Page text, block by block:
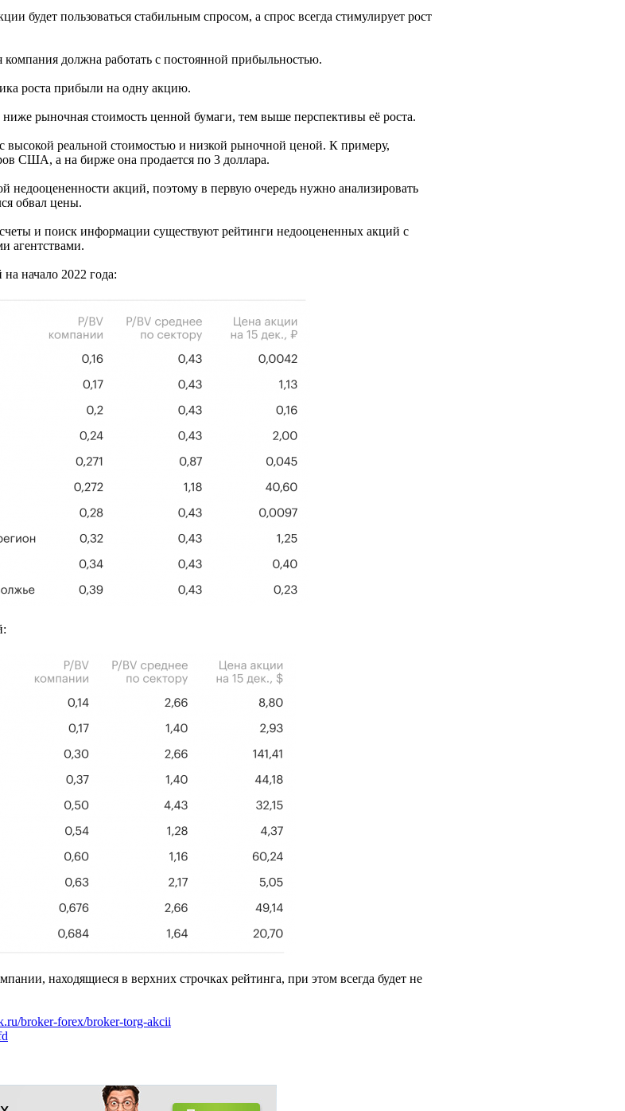
будет пользоваться стабильным спросом, а спрос всегда стимулирует рост
компания должна работать с постоянной прибыльностью.
роста прибыли на одну акцию.
рыночная стоимость ценной бумаги, тем выше перспективы её роста.
реальной стоимостью и низкой рыночной ценой. К примеру,
США, а на бирже она продается по 3 доллара.
недооцененности акций, поэтому в первую очередь нужно анализировать
обвал цены.
и поиск информации существуют рейтинги недооцененных акций с
агентствами.
начало 2022 года:
находящиеся в верхних строчках рейтинга, при этом всегда будет не
broker-forex/broker-torg-akcii